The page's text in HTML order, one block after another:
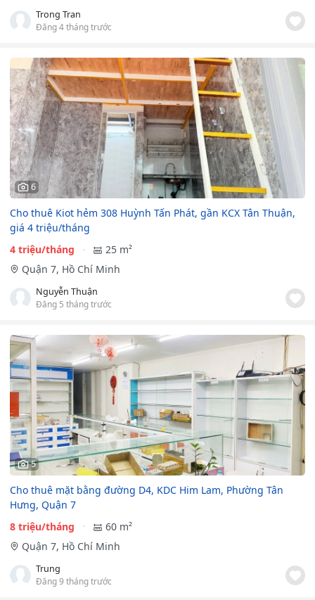
Trong Tran
Đăng 4 tháng trước
6
Cho thuê Kiot hẻm 308 Huỳnh Tấn Phát, gần KCX Tân Thuận,
giá 4 triệu/tháng
4 triệu/tháng
25 m²
Quận 7, Hồ Chí Minh
Nguyễn Thuận
Đăng 5 tháng trước
5
Cho thuê mặt bằng đường D4, KDC Him Lam, Phường Tân
Hưng, Quận 7
8 triệu/tháng
60 m²
Quận 7, Hồ Chí Minh
Trung
Đăng 9 tháng trước